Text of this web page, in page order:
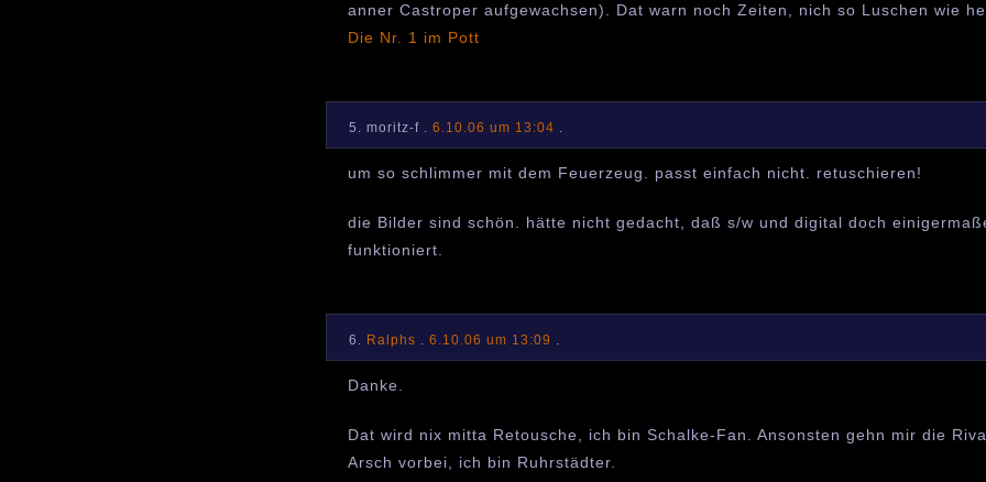
anner Castroper aufgewachsen). Dat warn noch Zeiten, nich so Luschen wie
Die Nr. 1 im Pott
5. moritz-f . 6.10.06 um 13:04
um so schlimmer mit dem Feuerzeug. passt einfach nicht. retuschieren!
die Bilder sind schön. hätte nicht gedacht, daß s/w und digital doch
funktioniert.
6. Ralphs 6.10.06 um 13:09
Danke.
Dat wird nix mitta Retousche, ich bin Schalke-Fan. Ansonsten gehn mir die
Arsch vorbei, ich bin Ruhrstädter.